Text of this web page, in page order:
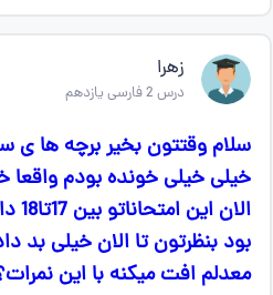
زهرا
درس 2 فارسی یازدهم
سلام وقتتون بخیر برچه ها
خیلی خیلی خونده بودم واقعا
بود بنظرتون تا الان خیلی بد
معدلم افت میکنه با این